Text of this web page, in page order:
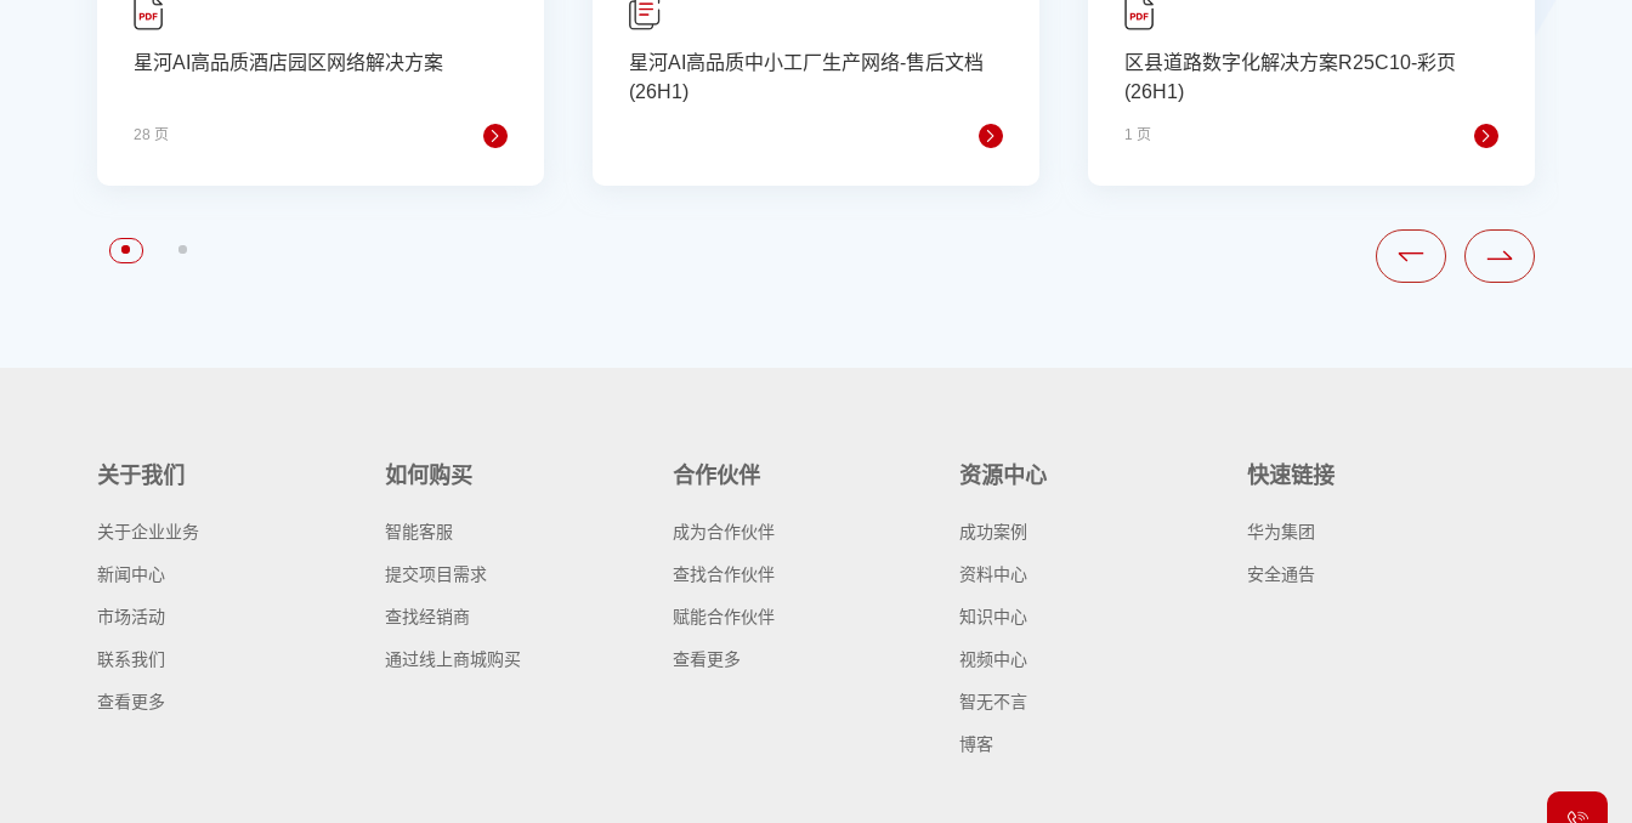
星河AI高品质酒店园区网络解决方案
28 页
星河AI高品质中小工厂生产网络-售后文档
(26H1)
区县道路数字化解决方案R25C10-彩页
(26H1)
1 页
关于我们
关于企业业务
新闻中心
市场活动
联系我们
查看更多
如何购买
智能客服
提交项目需求
查找经销商
通过线上商城购买
合作伙伴
成为合作伙伴
查找合作伙伴
赋能合作伙伴
查看更多
资源中心
成功案例
资料中心
知识中心
视频中心
智无不言
博客
快速链接
华为集团
安全通告